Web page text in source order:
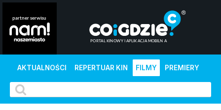
AKTUALNOŚCI REPERTUAR KIN FILMY PREMIERY